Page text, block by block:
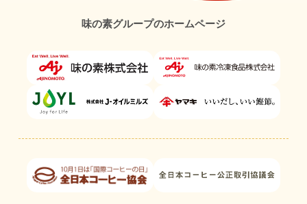
味の素グループのホームページ